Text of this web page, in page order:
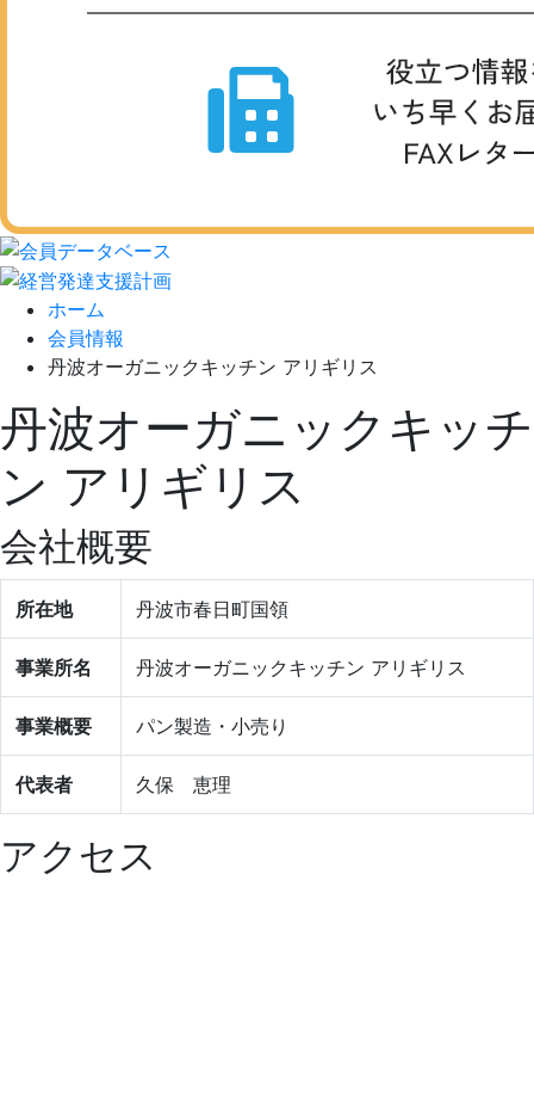
ホーム
会員情報
丹波オーガニックキッチン アリギリス
丹波オーガニックキッチ
ン アリギリス
会社概要
所在地 丹波市春日町国領
事業所名 丹波オーガニックキッチン アリギリス
事業概要 パン製造・小売り
代表者 久保 恵理
アクセス